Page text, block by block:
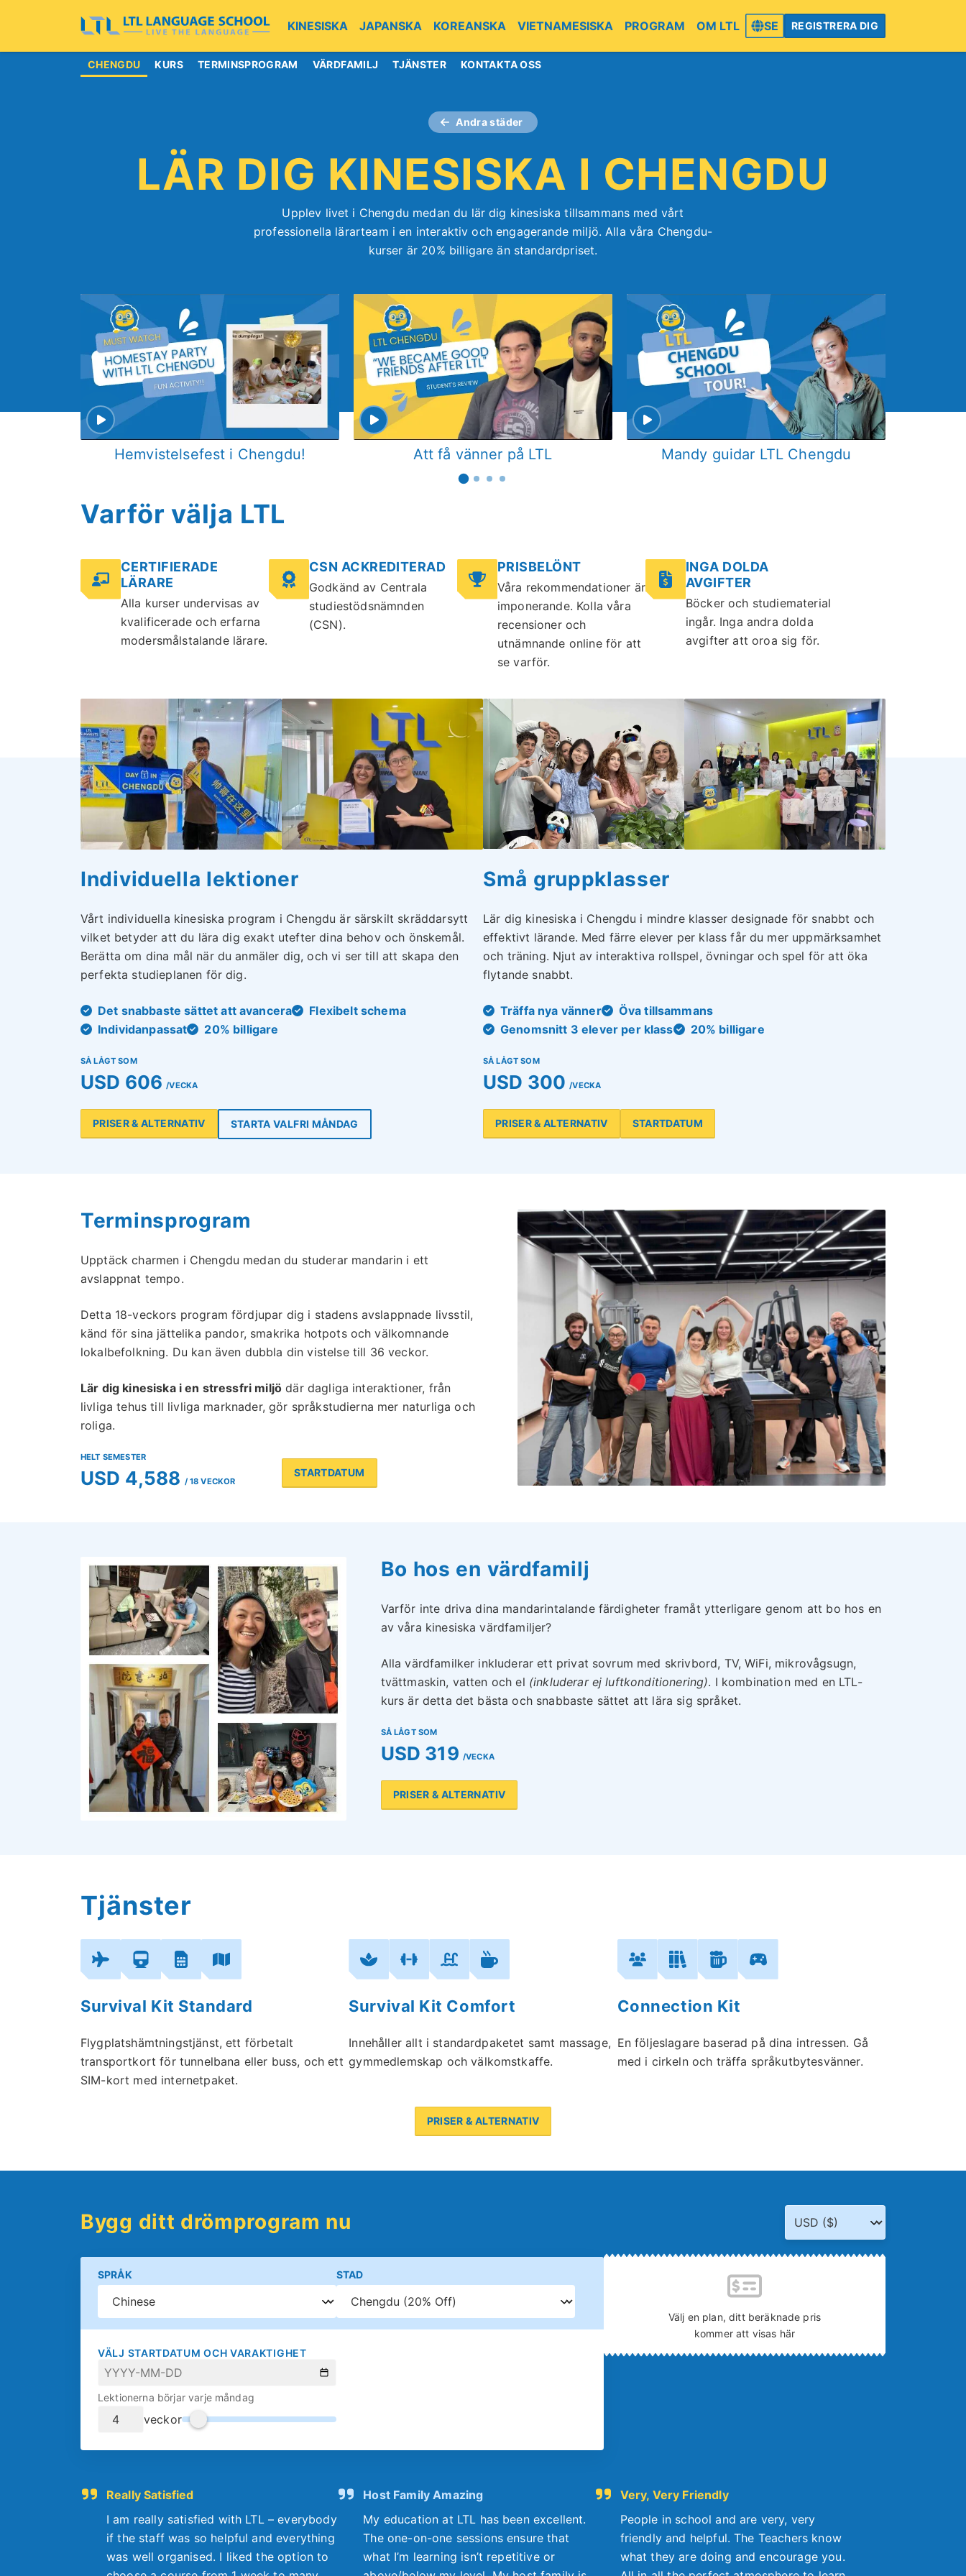
KINESISKA JAPANSKA KOREANSKA VIETNAMESISKA PROGRAM OM LTL SE REGISTRERA DIG
CHENGDU KURS TERMINSPROGRAM VÄRDFAMILJ TJÄNSTER KONTAKTA OSS
Andra städer
LÄR DIG KINESISKA I CHENGDU
Upplev livet i Chengdu medan du lär dig kinesiska tillsammans med vårt
professionella lärarteam i en interaktiv och engagerande miljö. Alla våra Chengdu-
kurser är 20% billigare än standardpriset.
Hemvistelsefest i Chengdu! Att få vänner på LTL Mandy guidar LTL Chengdu
Varför välja LTL
CERTIFIERADE
LÄRARE
Alla kurser undervisas av
kvalificerade och erfarna
modersmålstalande lärare.
CSN ACKREDITERAD
Godkänd av Centrala
studiestödsnämnden
(CSN).
PRISBELÖNT
Våra rekommendationer är
imponerande. Kolla våra
recensioner och
utnämnande online för att
se varför.
INGA DOLDA
AVGIFTER
Böcker och studiematerial
ingår. Inga andra dolda
avgifter att oroa sig för.
Individuella lektioner
Vårt individuella kinesiska program i Chengdu är särskilt skräddarsytt
vilket betyder att du lära dig exakt utefter dina behov och önskemål.
Berätta om dina mål när du anmäler dig, och vi ser till att skapa den
perfekta studieplanen för dig.
Det snabbaste sättet att avancera
Flexibelt schema
Individanpassat
20% billigare
SÅ LÅGT SOM
USD 606 /VECKA
PRISER & ALTERNATIV STARTA VALFRI MÅNDAG
Små gruppklasser
Lär dig kinesiska i Chengdu i mindre klasser designade för snabbt och
effektivt lärande. Med färre elever per klass får du mer uppmärksamhet
och träning. Njut av interaktiva rollspel, övningar och spel för att öka
flytande snabbt.
Träffa nya vänner
Öva tillsammans
Genomsnitt 3 elever per klass
20% billigare
SÅ LÅGT SOM
USD 300 /VECKA
PRISER & ALTERNATIV STARTDATUM
Terminsprogram
Upptäck charmen i Chengdu medan du studerar mandarin i ett
avslappnat tempo.
Detta 18-veckors program fördjupar dig i stadens avslappnade livsstil,
känd för sina jättelika pandor, smakrika hotpots och välkomnande
lokalbefolkning. Du kan även dubbla din vistelse till 36 veckor.
Lär dig kinesiska i en stressfri miljö där dagliga interaktioner, från
livliga tehus till livliga marknader, gör språkstudierna mer naturliga och
roliga.
HELT SEMESTER
USD 4,588 / 18 VECKOR
STARTDATUM
Bo hos en värdfamilj
Varför inte driva dina mandarintalande färdigheter framåt ytterligare genom att bo hos en
av våra kinesiska värdfamiljer?
Alla värdfamilker inkluderar ett privat sovrum med skrivbord, TV, WiFi, mikrovågsugn,
tvättmaskin, vatten och el (inkluderar ej luftkonditionering). I kombination med en LTL-
kurs är detta det bästa och snabbaste sättet att lära sig språket.
SÅ LÅGT SOM
USD 319 /VECKA
PRISER & ALTERNATIV
Tjänster
Survival Kit Standard
Flygplatshämtningstjänst, ett förbetalt
transportkort för tunnelbana eller buss, och ett
SIM-kort med internetpaket.
Survival Kit Comfort
Innehåller allt i standardpaketet samt massage,
gymmedlemskap och välkomstkaffe.
Connection Kit
En följeslagare baserad på dina intressen. Gå
med i cirkeln och träffa språkutbytesvänner.
PRISER & ALTERNATIV
Bygg ditt drömprogram nu
SPRÅK STAD
VÄLJ STARTDATUM OCH VARAKTIGHET
Lektionerna börjar varje måndag
veckor
Välj en plan, ditt beräknade pris
kommer att visas här
Really Satisfied
I am really satisfied with LTL – everybody
if the staff was so helpful and everything
was well organised. I liked the option to
Host Family Amazing
My education at LTL has been excellent.
The one-on-one sessions ensure that
what I’m learning isn’t repetitive or
Very, Very Friendly
People in school and are very, very
friendly and helpful. The Teachers know
what they are doing and encourage you.